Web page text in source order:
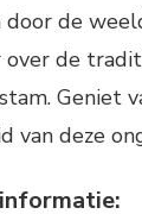
de
over de
Geniet
van deze